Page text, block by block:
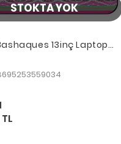
STOKTA YOK
13inç Laptop
Pancho